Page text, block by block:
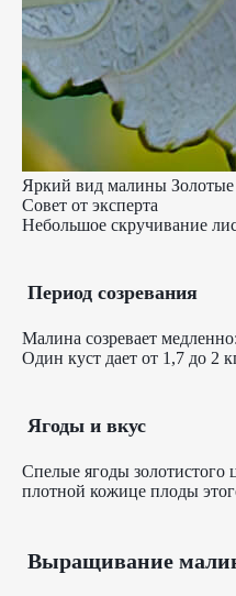
Яркий вид малины Золотые
Совет от эксперта
Небольшое скручивание
Период созревания
Малина созревает
Один куст дает от 1,7 до 2
Ягоды и вкус
Спелые ягоды золотистого
плотной кожице плоды
Выращивание